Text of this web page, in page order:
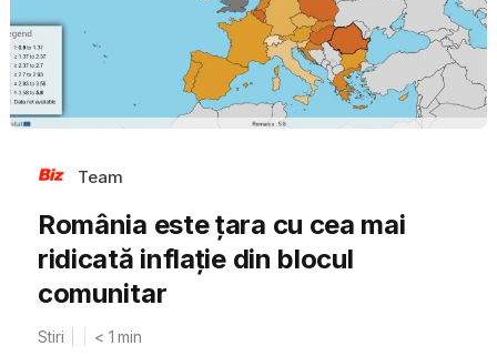
Team
România este ţara cu cea mai
ridicată inflaţie din blocul
comunitar
Stiri < 1 min